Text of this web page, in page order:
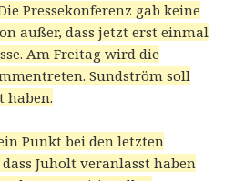
Pressekonferenz gab keine
außer, dass jetzt erst einmal
Am Freitag wird die
Sundström soll
haben.
Punkt bei den letzten
Juholt veranlasst haben